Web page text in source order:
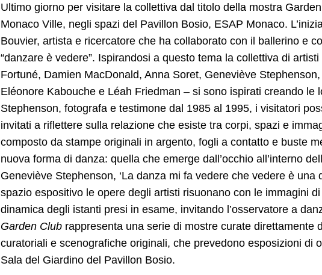
Ultimo giorno per visitare la collettiva dal titolo della mostra
Monaco Ville, negli spazi del Pavillon Bosio, ESAP Monaco.
Bouvier, artista e ricercatore che ha collaborato con il ballerino e
“danzare è vedere”. Ispirandosi a questo tema la collettiva di
Fortuné, Damien MacDonald, Anna Soret, Geneviève
Eléonore Kabouche e Léah Friedman – si sono ispirati creando le
Stephenson, fotografa e testimone dal 1985 al 1995, i visitatori
invitati a riflettere sulla relazione che esiste tra corpi, spazi e
composto da stampe originali in argento, fogli a contatto e buste
nuova forma di danza: quella che emerge dall’occhio all’interno
Geneviève Stephenson, ‘La danza mi fa vedere che vedere è una
spazio espositivo le opere degli artisti risuonano con le immagini
dinamica degli istanti presi in esame, invitando l’osservatore a
Garden Club rappresenta una serie di mostre curate direttamente
curatoriali e scenografiche originali, che prevedono esposizioni di
Sala del Giardino del Pavillon Bosio.